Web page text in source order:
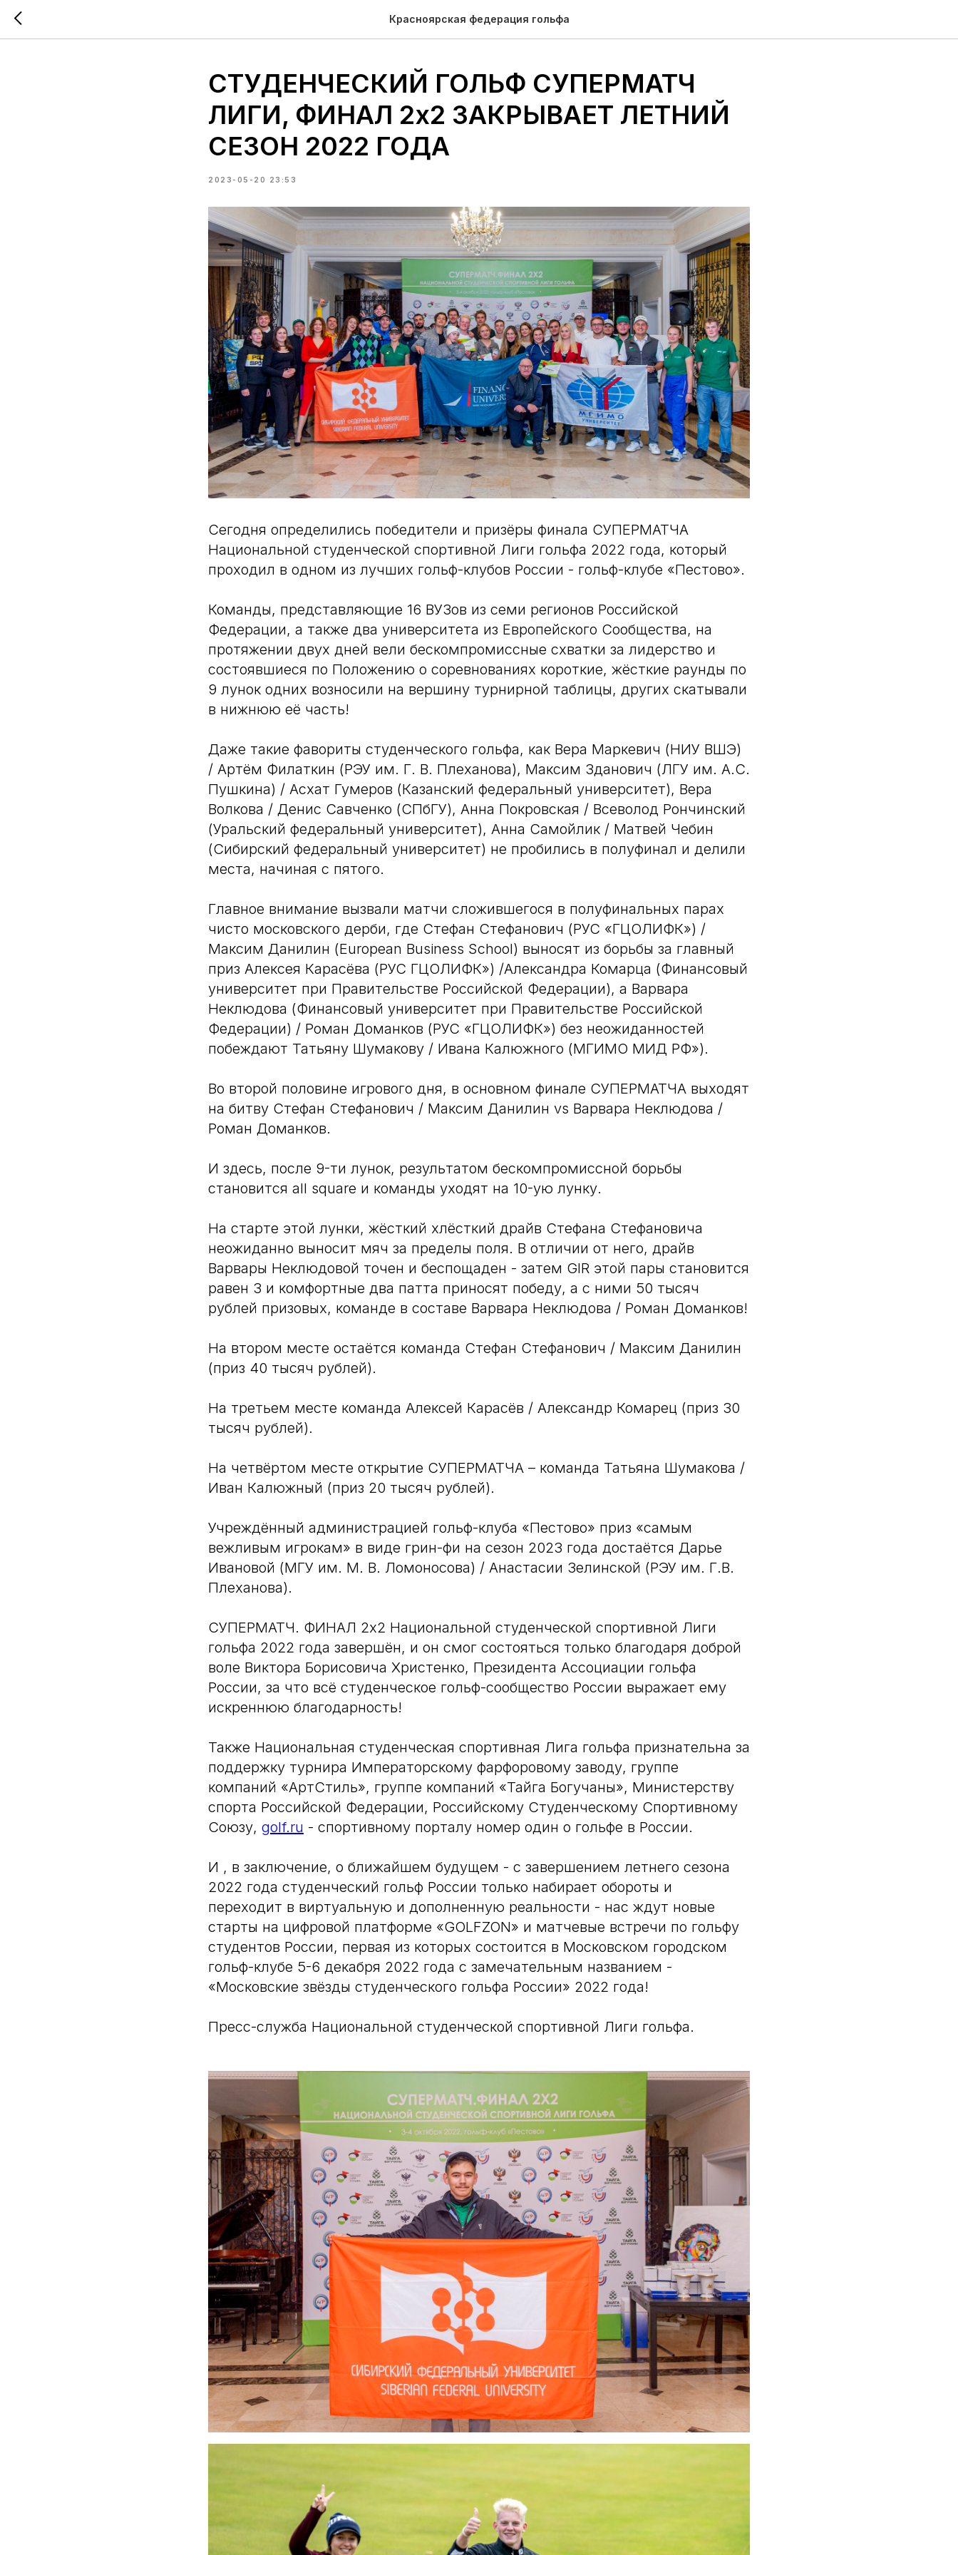
Красноярская федерация гольфа
СТУДЕНЧЕСКИЙ ГОЛЬФ СУПЕРМАТЧ
ЛИГИ, ФИНАЛ 2х2 ЗАКРЫВАЕТ ЛЕТНИЙ
СЕЗОН 2022 ГОДА
2023-05-20 23:53
Сегодня определились победители и призёры финала СУПЕРМАТЧА
Национальной студенческой спортивной Лиги гольфа 2022 года, который
проходил в одном из лучших гольф-клубов России - гольф-клубе «Пестово».
Команды, представляющие 16 ВУЗов из семи регионов Российской
Федерации, а также два университета из Европейского Сообщества, на
протяжении двух дней вели бескомпромиссные схватки за лидерство и
состоявшиеся по Положению о соревнованиях короткие, жёсткие раунды по
9 лунок одних возносили на вершину турнирной таблицы, других скатывали
в нижнюю её часть!
Даже такие фавориты студенческого гольфа, как Вера Маркевич (НИУ ВШЭ)
/ Артём Филаткин (РЭУ им. Г. В. Плеханова), Максим Зданович (ЛГУ им. А.С.
Пушкина) / Асхат Гумеров (Казанский федеральный университет), Вера
Волкова / Денис Савченко (СПбГУ), Анна Покровская / Всеволод Рончинский
(Уральский федеральный университет), Анна Самойлик / Матвей Чебин
(Сибирский федеральный университет) не пробились в полуфинал и делили
места, начиная с пятого.
Главное внимание вызвали матчи сложившегося в полуфинальных парах
чисто московского дерби, где Стефан Стефанович (РУС «ГЦОЛИФК») /
Максим Данилин (European Business School) выносят из борьбы за главный
приз Алексея Карасёва (РУС ГЦОЛИФК») /Александра Комарца (Финансовый
университет при Правительстве Российской Федерации), а Варвара
Неклюдова (Финансовый университет при Правительстве Российской
Федерации) / Роман Доманков (РУС «ГЦОЛИФК») без неожиданностей
побеждают Татьяну Шумакову / Ивана Калюжного (МГИМО МИД РФ»).
Во второй половине игрового дня, в основном финале СУПЕРМАТЧА выходят
на битву Стефан Стефанович / Максим Данилин vs Варвара Неклюдова /
Роман Доманков.
И здесь, после 9-ти лунок, результатом бескомпромиссной борьбы
становится all square и команды уходят на 10-ую лунку.
На старте этой лунки, жёсткий хлёсткий драйв Стефана Стефановича
неожиданно выносит мяч за пределы поля. В отличии от него, драйв
Варвары Неклюдовой точен и беспощаден - затем GIR этой пары становится
равен 3 и комфортные два патта приносят победу, а с ними 50 тысяч
рублей призовых, команде в составе Варвара Неклюдова / Роман Доманков!
На втором месте остаётся команда Стефан Стефанович / Максим Данилин
(приз 40 тысяч рублей).
На третьем месте команда Алексей Карасёв / Александр Комарец (приз 30
тысяч рублей).
На четвёртом месте открытие СУПЕРМАТЧА – команда Татьяна Шумакова /
Иван Калюжный (приз 20 тысяч рублей).
Учреждённый администрацией гольф-клуба «Пестово» приз «самым
вежливым игрокам» в виде грин-фи на сезон 2023 года достаётся Дарье
Ивановой (МГУ им. М. В. Ломоносова) / Анастасии Зелинской (РЭУ им. Г.В.
Плеханова).
СУПЕРМАТЧ. ФИНАЛ 2х2 Национальной студенческой спортивной Лиги
гольфа 2022 года завершён, и он смог состояться только благодаря доброй
воле Виктора Борисовича Христенко, Президента Ассоциации гольфа
России, за что всё студенческое гольф-сообщество России выражает ему
искреннюю благодарность!
Также Национальная студенческая спортивная Лига гольфа признательна за
поддержку турнира Императорскому фарфоровому заводу, группе
компаний «АртСтиль», группе компаний «Тайга Богучаны», Министерству
спорта Российской Федерации, Российскому Студенческому Спортивному
Союзу, golf.ru - спортивному порталу номер один о гольфе в России.
И , в заключение, о ближайшем будущем - с завершением летнего сезона
2022 года студенческий гольф России только набирает обороты и
переходит в виртуальную и дополненную реальности - нас ждут новые
старты на цифровой платформе «GOLFZON» и матчевые встречи по гольфу
студентов России, первая из которых состоится в Московском городском
гольф-клубе 5-6 декабря 2022 года с замечательным названием -
«Московские звёзды студенческого гольфа России» 2022 года!
Пресс-служба Национальной студенческой спортивной Лиги гольфа.